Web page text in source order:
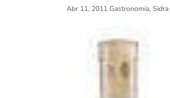
Abr 11, 2011 Gastronomía,Sidra